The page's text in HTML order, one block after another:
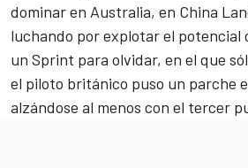
dominar en Australia, en China
luchando por explotar el potencial
un Sprint para olvidar, en el que
el piloto británico puso un parche
alzándose al menos con el tercer